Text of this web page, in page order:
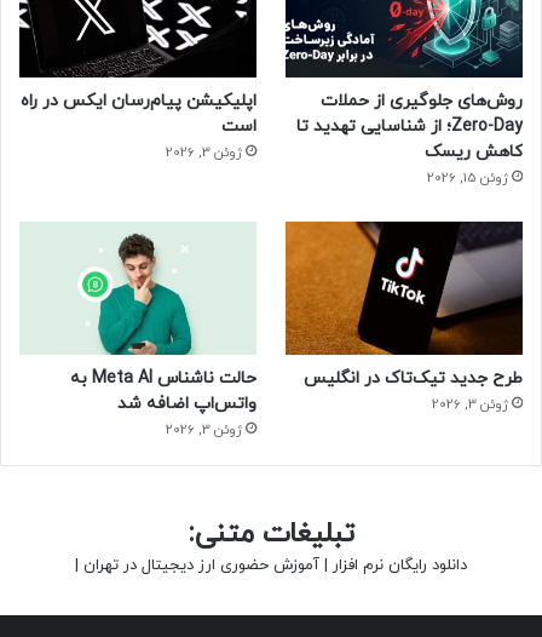
روش‌های جلوگیری از حملات
Zero-Day؛ از شناسایی تهدید تا
کاهش ریسک
ژوئن 15, 2026
اپلیکیشن پیام‌رسان ایکس در راه
است
ژوئن 3, 2026
طرح جدید تیک‌تاک در انگلیس
ژوئن 3, 2026
حالت ناشناس Meta AI به
واتس‌اپ اضافه شد
ژوئن 3, 2026
تبلیغات متنی:
دانلود رایگان نرم افزار | آموزش حضوری ارز دیجیتال در تهران |